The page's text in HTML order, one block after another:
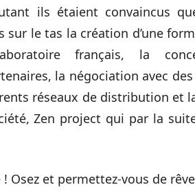
ils étaient convaincus
sur le tas la création d’une
français, la
la négociation avec
réseaux de distribution et
Zen project qui par la
! Osez et permettez-vous de